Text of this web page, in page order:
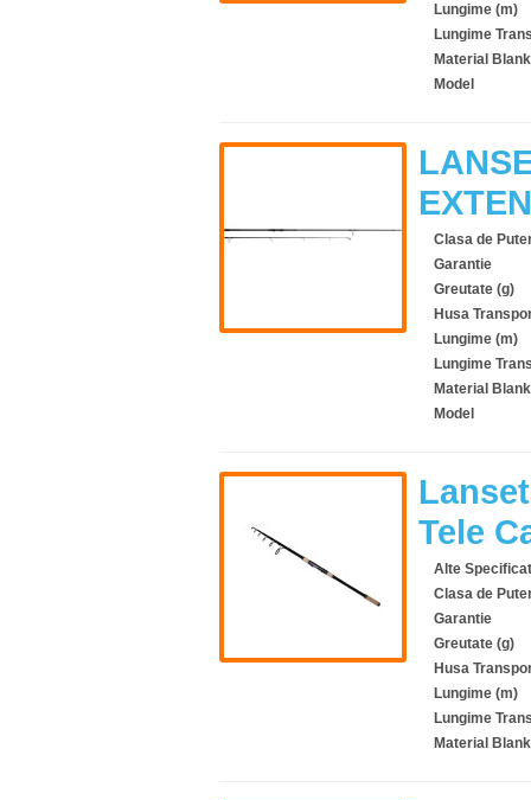
Lungime (m)
Lungime
Material Blank
Model
Clasa de
Garantie
Greutate (g)
Husa
Lungime (m)
Lungime
Material Blank
Model
Tele
Alte
Clasa de
Garantie
Greutate (g)
Husa
Lungime (m)
Lungime
Material Blank